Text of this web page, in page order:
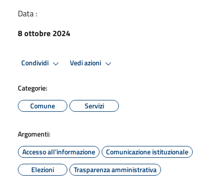
Data :
8 ottobre 2024
Condividi Vedi azioni
Categorie:
Comune
Servizi
Argomenti:
Accesso all'informazione
Comunicazione istituzionale
Elezioni
Trasparenza amministrativa